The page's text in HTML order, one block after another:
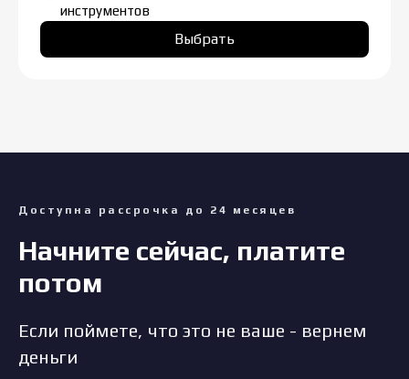
инструментов
Выбрать
Доступна рассрочка до 24 месяцев
Начните сейчас, платите
потом
Если поймете, что это не ваше - вернем
деньги